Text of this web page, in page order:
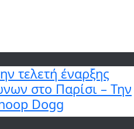
τελετή έναρξης
στο Παρίσι – Την
Dogg